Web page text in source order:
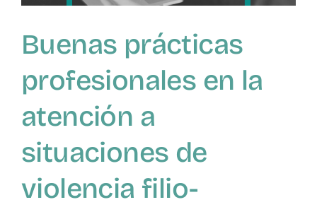
Asociarse
SEVIFIP CONECTA
Mapa de recursos
Observatorio VFP
Buenas prácticas
profesionales en la
atención a
situaciones de
violencia filio-